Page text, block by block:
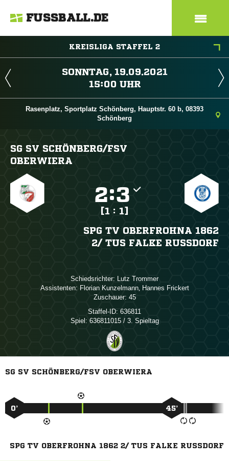
FUSSBALL.DE
KREISLIGA STAFFEL 2
 
 
Rasenplatz, Sportplatz Schönberg, Hauptstr. 60 b, 08393
Schönberg
SG SV SCHÖNBERG/​FSV
OBERWIERA
:
[1 : 1]
SPG TV OBERFROHNA 1862
2/​ TUS FALKE RUSSDORF
Schiedsrichter:  
Assistenten:  ,  
Zuschauer: 45
Staffel-ID: 636811
Spiel: 636811015 / 3. Spieltag
SG SV SCHÖNBERG/FSV OBERWIERA
0’ 45’
SPG TV OBERFROHNA 1862 2/ TUS FALKE RUSSDORF